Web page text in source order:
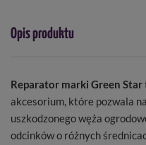
Opis produktu
Reparator marki Green Star
akcesorium, które pozwala
uszkodzonego węża
odcinków o różnych